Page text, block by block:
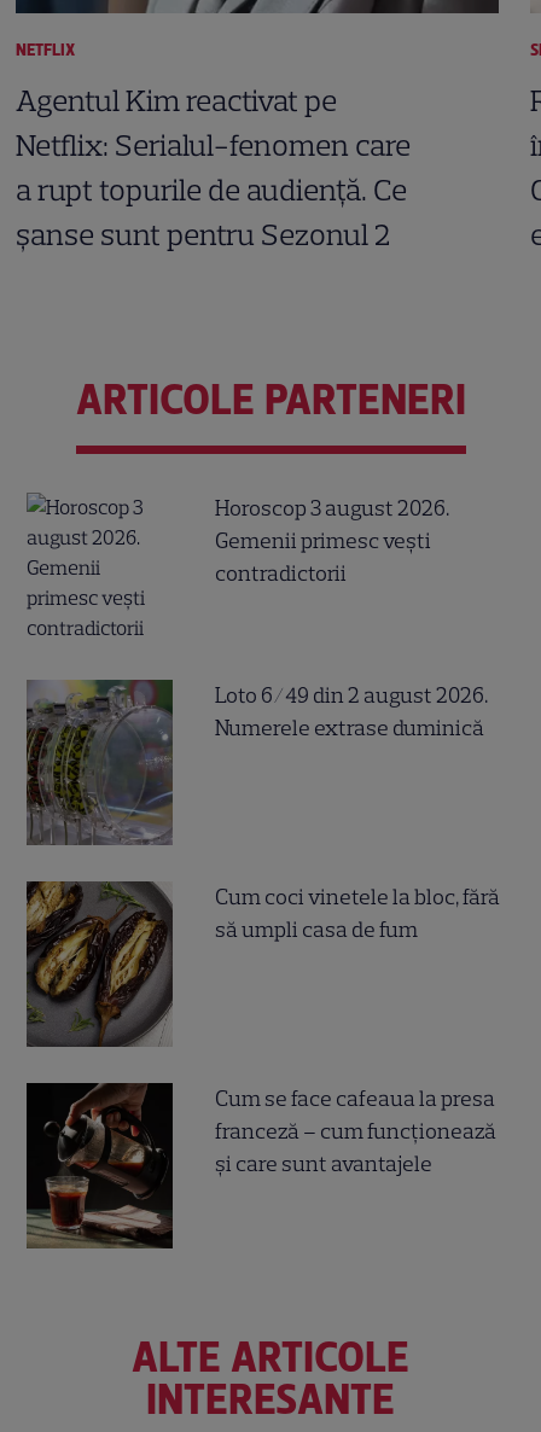
NETFLIX
Agentul Kim reactivat pe
Netflix: Serialul-fenomen care
a rupt topurile de audiență. Ce
șanse sunt pentru Sezonul 2
ARTICOLE PARTENERI
Horoscop 3 august 2026.
Gemenii primesc vești
contradictorii
Loto 6/49 din 2 august 2026.
Numerele extrase duminică
Cum coci vinetele la bloc, fără
să umpli casa de fum
Cum se face cafeaua la presa
franceză – cum funcționează
și care sunt avantajele
ALTE ARTICOLE
INTERESANTE